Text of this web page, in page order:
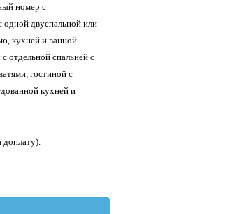
номер с
одной двуспальной или
кухней и ванной
отдельной спальней с
гостиной с
кухней и
доплату).